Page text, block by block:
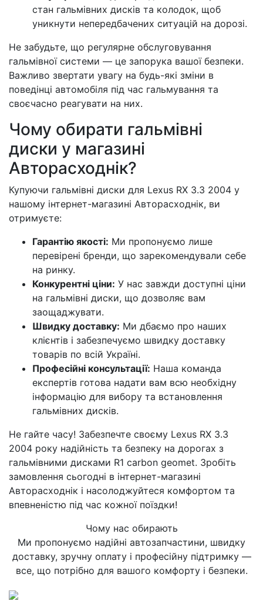
стан гальмівних дисків та колодок, щоб
уникнути непередбачених ситуацій на дорозі.
Не забудьте, що регулярне обслуговування
гальмівної системи — це запорука вашої безпеки.
Важливо звертати увагу на будь-які зміни в
поведінці автомобіля під час гальмування та
своєчасно реагувати на них.
Чому обирати гальмівні
диски у магазині
Авторасходнік?
Купуючи гальмівні диски для Lexus RX 3.3 2004 у
нашому інтернет-магазині Авторасходнік, ви
отримуєте:
Гарантію якості: Ми пропонуємо лише
перевірені бренди, що зарекомендували себе
на ринку.
Конкурентні ціни: У нас завжди доступні ціни
на гальмівні диски, що дозволяє вам
заощаджувати.
Швидку доставку: Ми дбаємо про наших
клієнтів і забезпечуємо швидку доставку
товарів по всій Україні.
Професійні консультації: Наша команда
експертів готова надати вам всю необхідну
інформацію для вибору та встановлення
гальмівних дисків.
Не гайте часу! Забезпечте своєму Lexus RX 3.3
2004 року надійність та безпеку на дорогах з
гальмівними дисками R1 carbon geomet. Зробіть
замовлення сьогодні в інтернет-магазині
Авторасходнік і насолоджуйтеся комфортом та
впевненістю під час кожної поїздки!
Чому нас обирають
Ми пропонуємо надійні автозапчастини, швидку
доставку, зручну оплату і професійну підтримку —
все, що потрібно для вашого комфорту і безпеки.